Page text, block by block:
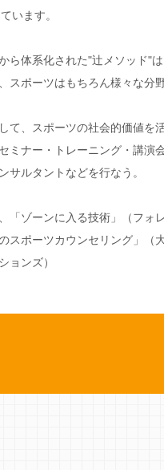
います。
ら体系化された"辻メソッド"は
スポーツはもちろん様々な分
て、スポーツの社会的価値を
ミナー・トレーニング・講演
サルタントなどを行なう。
「ゾーンに入る技術」（フォ
スポーツカウンセリング」（
ョンズ）